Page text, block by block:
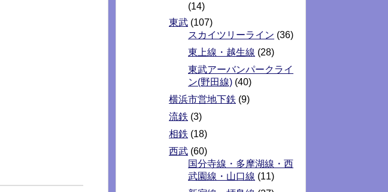
(14)
東武 (107)
スカイツリーライン (36)
東上線・越生線 (28)
東武アーバンパークライ
ン(野田線) (40)
横浜市営地下鉄 (9)
流鉄 (3)
相鉄 (18)
西武 (60)
国分寺線・多摩湖線・西
武園線・山口線 (11)